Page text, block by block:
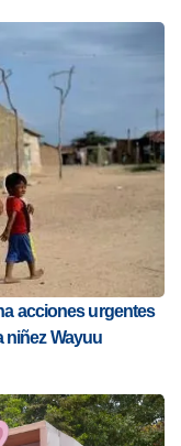
acciones urgentes
niñez Wayuu